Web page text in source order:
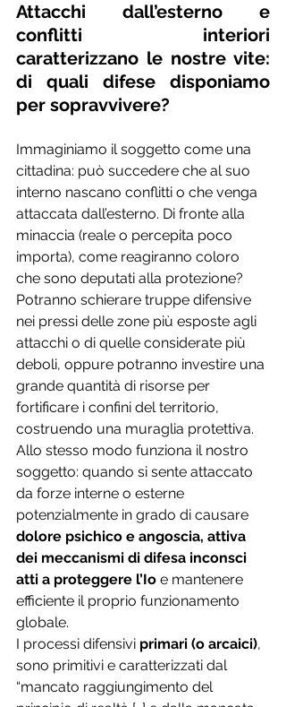
Attacchi dall’esterno e
conflitti interiori
caratterizzano le nostre vite:
di quali difese disponiamo
per sopravvivere?
Immaginiamo il soggetto come una
cittadina: può succedere che al suo
interno nascano conflitti o che venga
attaccata dall’esterno. Di fronte alla
minaccia (reale o percepita poco
importa), come reagiranno coloro
che sono deputati alla protezione?
Potranno schierare truppe difensive
nei pressi delle zone più esposte agli
attacchi o di quelle considerate più
deboli, oppure potranno investire una
grande quantità di risorse per
fortificare i confini del territorio,
costruendo una muraglia protettiva.
Allo stesso modo funziona il nostro
soggetto: quando si sente attaccato
da forze interne o esterne
potenzialmente in grado di causare
dolore psichico e angoscia, attiva
dei meccanismi di difesa inconsci
atti a proteggere l’Io e mantenere
efficiente il proprio funzionamento
globale.
I processi difensivi primari (o arcaici),
sono primitivi e caratterizzati dal
“mancato raggiungimento del